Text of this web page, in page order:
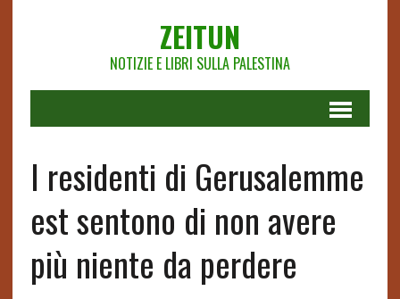
ZEITUN
NOTIZIE E LIBRI SULLA PALESTINA
I residenti di Gerusalemme
est sentono di non avere
più niente da perdere